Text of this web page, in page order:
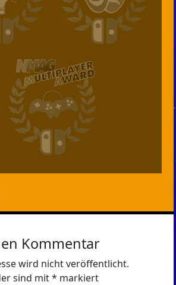
Kommentar
wird nicht veröffentlicht.
sind mit* markiert